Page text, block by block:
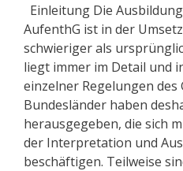
Einleitung Die
AufenthG ist in der
schwieriger als
liegt immer im Detail und
einzelner Regelungen des
Bundesländer haben
herausgegeben, die sich
der Interpretation und
beschäftigen. Teilweise